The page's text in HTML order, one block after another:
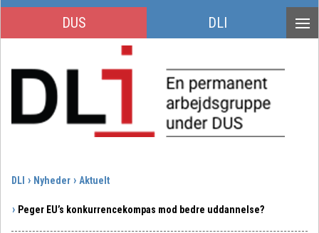
DUS DLI
DLI Nyheder Aktuelt
Peger EU’s konkurrencekompas mod bedre uddannelse?